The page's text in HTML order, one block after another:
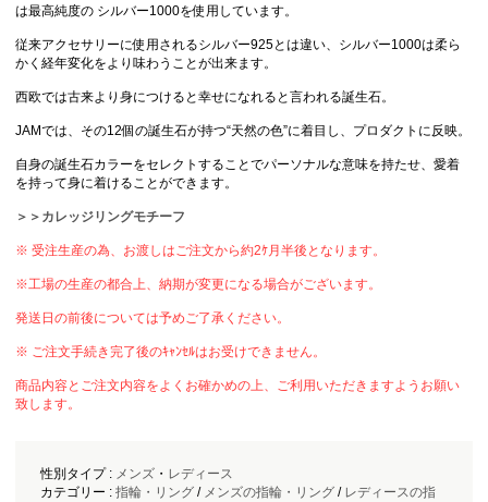
は最高純度の シルバー1000を使用しています。
従来アクセサリーに使用されるシルバー925とは違い、シルバー1000は柔ら
かく経年変化をより味わうことが出来ます。
西欧では古来より身につけると幸せになれると言われる誕生石。
JAMでは、その12個の誕生石が持つ“天然の色”に着目し、プロダクトに反映。
自身の誕生石カラーをセレクトすることでパーソナルな意味を持たせ、愛着
を持って身に着けることができます。
＞＞カレッジリングモチーフ
※ 受注生産の為、お渡しはご注文から約2ｹ月半後となります。
※工場の生産の都合上、納期が変更になる場合がございます。
発送日の前後については予めご了承ください。
※ ご注文手続き完了後のｷｬﾝｾﾙはお受けできません。
商品内容とご注文内容をよくお確かめの上、ご利用いただきますようお願い
致します。
性別タイプ : メンズ・ レディース
カテゴリー : 指輪・リング/ メンズの指輪・リング/ レディースの指